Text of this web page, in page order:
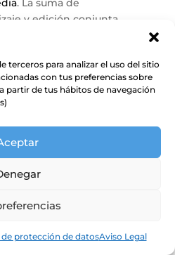
terceros para analizar el uso del sitio
con tus preferencias sobre
partir de tus hábitos de navegación
protección de datosAviso Legal
. La suma de
y edición conjunta